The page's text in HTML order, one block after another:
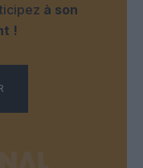
à son
!